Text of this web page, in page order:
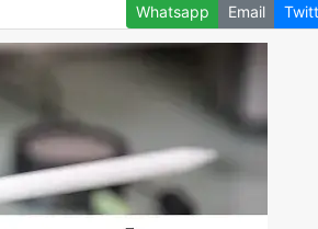
Whatsapp Email